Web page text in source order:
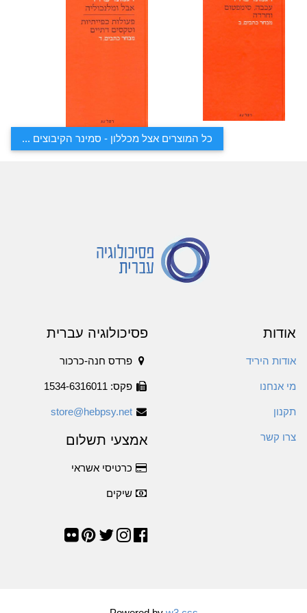
כל המוצרים אצל מכללון - סמינר הקיבוצים ...
אודות
אודות היריד
מי אנחנו
תקנון
צרו קשר
פסיכולוגיה עברית
פרדס חנה-כרכור
פקס: 1534-6316011
store@hebpsy.net
אמצעי תשלום
כרטיסי אשראי
שיקים